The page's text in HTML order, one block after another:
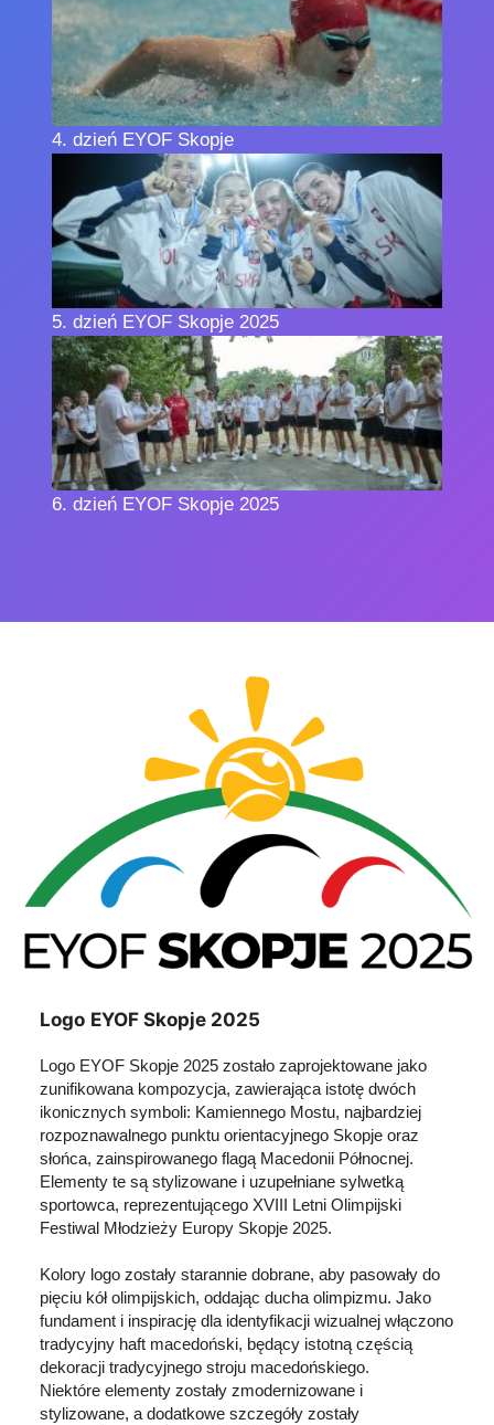
4.⁠ ⁠dzień EYOF Skopje
5.⁠ ⁠dzień EYOF Skopje 2025
6.⁠ ⁠dzień EYOF Skopje 2025
Logo EYOF Skopje 2025
Logo EYOF Skopje 2025 zostało zaprojektowane jako
zunifikowana kompozycja, zawierająca istotę dwóch
ikonicznych symboli: Kamiennego Mostu, najbardziej
rozpoznawalnego punktu orientacyjnego Skopje oraz
słońca, zainspirowanego flagą Macedonii Północnej.
Elementy te są stylizowane i uzupełniane sylwetką
sportowca, reprezentującego XVIII Letni Olimpijski
Festiwal Młodzieży Europy Skopje 2025.
Kolory logo zostały starannie dobrane, aby pasowały do ​​
pięciu kół olimpijskich, oddając ducha olimpizmu. Jako
fundament i inspirację dla identyfikacji wizualnej włączono
tradycyjny haft macedoński, będący istotną częścią
dekoracji tradycyjnego stroju macedońskiego.
Niektóre elementy zostały zmodernizowane i
stylizowane, a dodatkowe szczegóły zostały